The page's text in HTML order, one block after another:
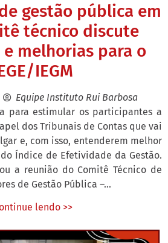
gestão pública em
técnico discute
melhorias para o
IEGM
Equipe Instituto Rui Barbosa
para estimular os participantes a
dos Tribunais de Contas que vai
e, com isso, entenderem melhor
Índice de Efetividade da Gestão.
a reunião do Comitê Técnico de
de Gestão Pública –...
lendo >>